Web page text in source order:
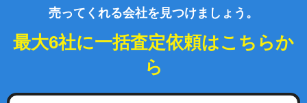
売ってくれる会社を見つけましょう。
最大6社に一括査定依頼はこちらか
ら